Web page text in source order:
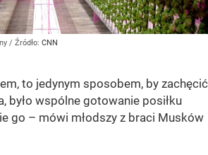
/ Źródło: CNN
to jedynym sposobem, by zachęcić
było wspólne gotowanie posiłku
go – mówi młodszy z braci Musków